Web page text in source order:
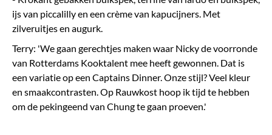
ijs van piccalilly en een crème van kapucijners. Met
zilveruitjes en augurk.
Terry: 'We gaan gerechtjes maken waar Nicky de voorronde
van Rotterdams Kooktalent mee heeft gewonnen. Dat is
een variatie op een Captains Dinner. Onze stijl? Veel kleur
en smaakcontrasten. Op Rauwkost hoop ik tijd te hebben
om de pekingeend van Chung te gaan proeven.'